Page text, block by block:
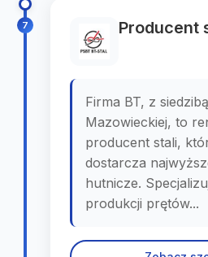
7 Producent
Firma BT, z
Mazowieckiej, to
producent stali,
dostarcza
hutnicze.
produkcji prętów...